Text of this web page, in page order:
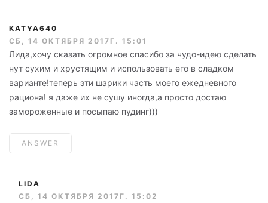
KATYA640
СБ, 14 ОКТЯБРЯ 2017Г. 15:01
Лида,хочу сказать огромное спасибо за чудо-идею сделать
нут сухим и хрустящим и использовать его в сладком
варианте!теперь эти шарики часть моего ежедневного
рациона! я даже их не сушу иногда,а просто достаю
замороженные и посыпаю пудинг)))
ANSWER
LIDA
СБ, 14 ОКТЯБРЯ 2017Г. 15:02